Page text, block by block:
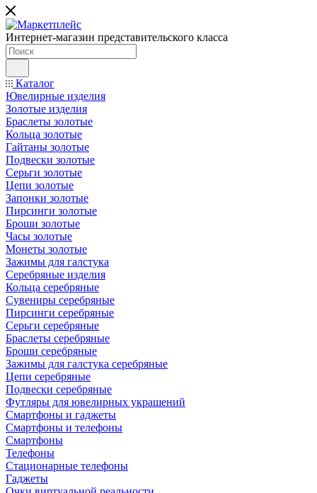
Интернет-магазин представительского класса
Каталог
Ювелирные изделия
Золотые изделия
Браслеты золотые
Кольца золотые
Гайтаны золотые
Подвески золотые
Серьги золотые
Цепи золотые
Запонки золотые
Пирсинги золотые
Броши золотые
Часы золотые
Монеты золотые
Зажимы для галстука
Серебряные изделия
Кольца серебряные
Сувениры серебряные
Пирсинги серебряные
Серьги серебряные
Браслеты серебряные
Броши серебряные
Зажимы для галстука серебряные
Цепи серебряные
Подвески серебряные
Футляры для ювелирных украшений
Смартфоны и гаджеты
Смартфоны и телефоны
Смартфоны
Телефоны
Стационарные телефоны
Гаджеты